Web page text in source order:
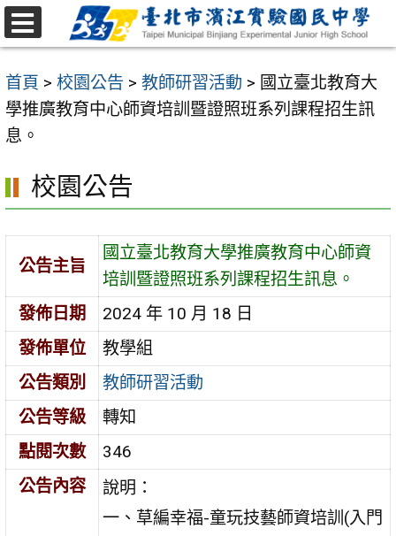
跳
至
要
內
容
首頁 > 校園公告 > 教師研習活動 > 國立臺北教育大
學推廣教育中心師資培訓暨證照班系列課程招生訊
息。
校園公告
公告主旨
國立臺北教育大學推廣教育中心師資
培訓暨證照班系列課程招生訊息。
發佈日期
2024 年 10 月 18 日
發佈單位
教學組
公告類別
教師研習活動
公告等級
轉知
點閱次數
346
公告內容
說明：
一、草編幸福-童玩技藝師資培訓(入門
選
單